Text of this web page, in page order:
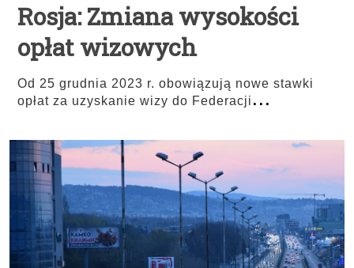
Rosja: Zmiana wysokości
opłat wizowych
Od 25 grudnia 2023 r. obowiązują nowe stawki
opłat za uzyskanie wizy do Federacji...